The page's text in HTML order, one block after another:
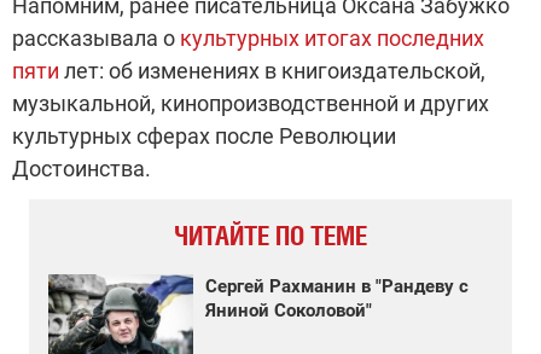
Напомним, ранее писательница Оксана Забужко
рассказывала о культурных итогах последних
пяти лет: об изменениях в книгоиздательской,
музыкальной, кинопроизводственной и других
культурных сферах после Революции
Достоинства.
ЧИТАЙТЕ ПО ТЕМЕ
Сергей Рахманин в "Рандеву с
Яниной Соколовой"